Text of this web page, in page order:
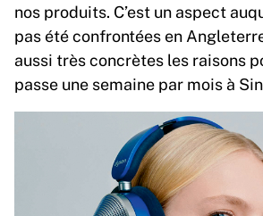
nos produits. C’est un aspect
pas été confrontées en
aussi très concrètes les raisons
passe une semaine par mois à